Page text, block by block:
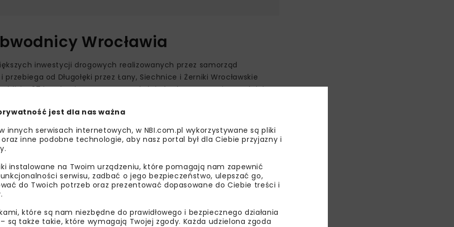
Wrocławia
inwestycji drogowych realizowanych przez samorząd
od Długołęki przez Łany, Siechnice i Żerniki Wrocławskie
blisko 27 km drogi, a rozpoczęta właśnie budowa ostatniego odcinka
z jedną z głównych arterii prowadzących do autostrady A4. Dzięki
południowe i wschodnie rejony miasta oraz usprawni ruch tranzytowy
Za niewiele ponad dwa lata stolica regionu zyska możliwość
bez wspólnego wysiłku władz województwa i samorządowców
Paweł Gancarz.
mln zł
jest dla nas ważna
innych serwisach internetowych, w NBI.com.pl wykorzystywane są pliki
inne podobne technologie, aby nasz portal był dla Ciebie przyjazny i
instalowane na Twoim urządzeniu, które pomagają nam zapewnić
serwisu, zadbać o jego bezpieczeństwo, ulepszać go,
do Twoich potrzeb oraz prezentować dopasowane do Ciebie treści i
które są nam niezbędne do prawidłowego i bezpiecznego działania
są także takie, które wymagają Twojej zgody. Każda udzielona zgoda